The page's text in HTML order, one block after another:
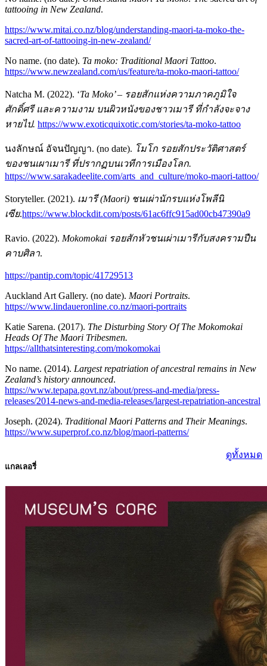
tattooing in New Zealand.
https://www.mitai.co.nz/blog/understanding-maori-ta-moko-the-
sacred-art-of-tattooing-in-new-zealand/
No name. (no date). Ta moko: Traditional Maori Tattoo.
https://www.newzealand.com/us/feature/ta-moko-maori-tattoo/
Natcha M. (2022). ‘Ta Moko’ – รอยสักแห่งความภาคภูมิใจ
ศักดิ์ศรี และความงาม บนผิวหนังของชาวเมารี ที่กำลังจะจาง
หายไป. https://www.exoticquixotic.com/stories/ta-moko-tattoo
นงลักษณ์ อัจนปัญญา. (no date). โมโก รอยสักประวัติศาสตร์
ของชนเผาเมารี ที่ปรากฏบนเวทีการเมืองโลก.
https://www.sarakadeelite.com/arts_and_culture/moko-maori-tattoo/
Storyteller. (2021). เมารี (Maori) ชนเผ่านักรบแห่งโพลีนิ
เซีย.https://www.blockdit.com/posts/61ac6ffc915ad00cb47390a9
Ravio. (2022). Mokomokai รอยสักหัวชนเผ่าเมารีกับสงครามปืน
คาบศิลา.
https://pantip.com/topic/41729513
Auckland Art Gallery. (no date). Maori Portraits.
https://www.lindaueronline.co.nz/maori-portraits
Katie Sarena. (2017). The Disturbing Story Of The Mokomokai
Heads Of The Maori Tribesmen.
https://allthatsinteresting.com/mokomokai
No name. (2014). Largest repatriation of ancestral remains in New
Zealand’s history announced.
https://www.tepapa.govt.nz/about/press-and-media/press-
releases/2014-news-and-media-releases/largest-repatriation-ancestral
Joseph. (2024). Traditional Maori Patterns and Their Meanings.
https://www.superprof.co.nz/blog/maori-patterns/
แกลเลอรี่
ดูทั้งหมด